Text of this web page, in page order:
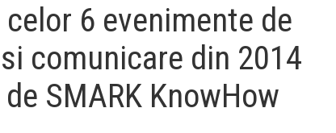
6 evenimente de
comunicare din 2014
SMARK KnowHow